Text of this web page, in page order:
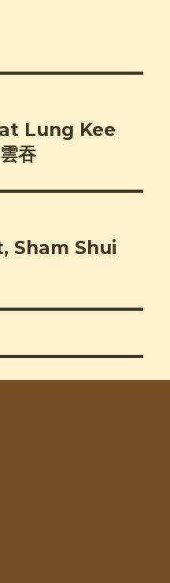
Lung Kee
吞
Sham Shui